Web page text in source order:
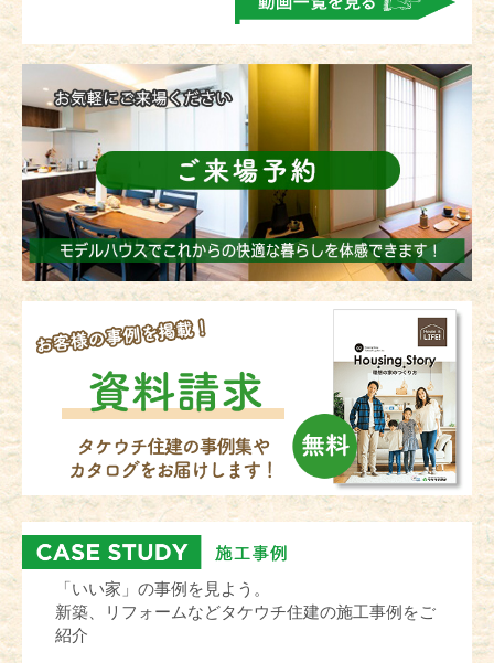
「いい家」の事例を見よう。
新築、リフォームなどタケウチ住建の施工事例をご
紹介